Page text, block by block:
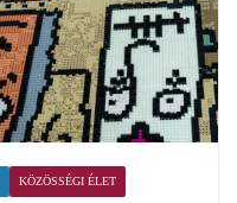
KÖZÖSSÉGI ÉLET